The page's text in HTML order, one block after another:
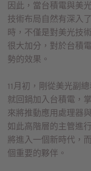
因此，當台積電與美
技術布局自然有深入
時，不僅是對美光技
很大加分，對於台積
勢的效果。
11月初，剛從美光副
就回鍋加入台積電，
來將推動應用處理器
如此高階層的主管進
將進入一個新時代，
個重要的夥伴。